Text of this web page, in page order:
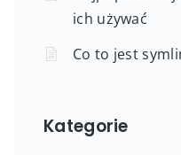
ich używać
Co to jest
Kategorie